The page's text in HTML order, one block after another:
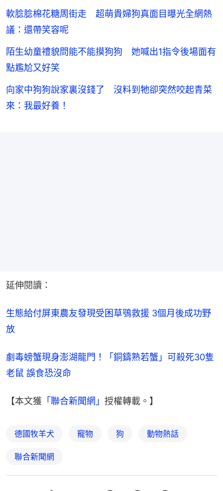
軟腍腍棉花糖周街走 超萌貴婦狗真面目曝光全網熱
議：還帶笑容呢
陌生幼童禮貌問能不能摸狗狗 她喊出1指令後場面有
點尷尬又好笑
向家中狗狗說家裏沒錢了 沒料到牠卻突然咬起青菜
來：我最好養！
延伸閱讀：
生態給付屏東農友發現受困草鴞救援 3個月後成功野
放
劇毒螃蟹現身澎湖龍門！「銅鑄熟若蟹」可殺死30隻
老鼠 誤食恐沒命
【本文獲 「聯合新聞網」 授權轉載。】
德國牧羊犬 寵物 狗 動物熱話
聯合新聞網